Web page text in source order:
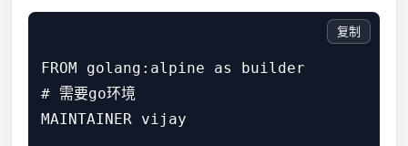
FROM golang:alpine as builder
# 需要go环境
MAINTAINER vijay
复制